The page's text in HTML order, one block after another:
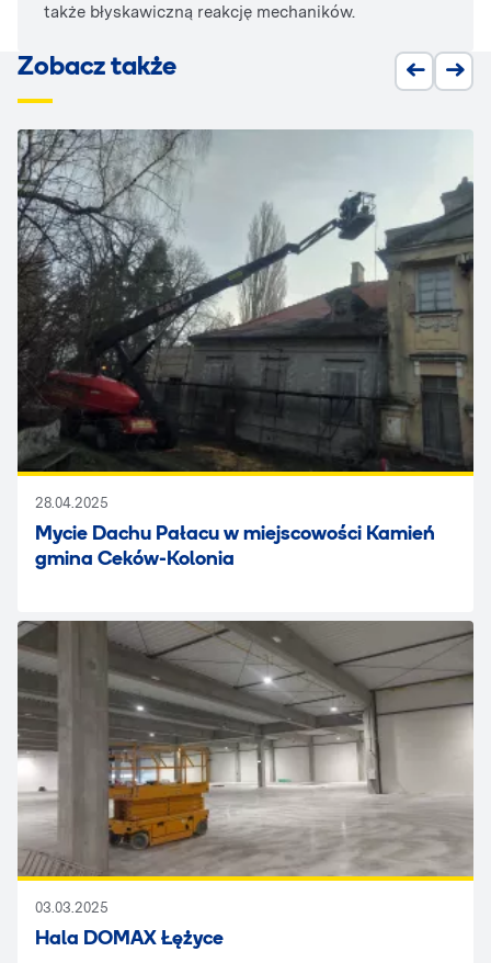
także błyskawiczną reakcję mechaników.
Zobacz także
28.04.2025
Mycie Dachu Pałacu w miejscowości Kamień
gmina Ceków-Kolonia
03.03.2025
Hala DOMAX Łężyce